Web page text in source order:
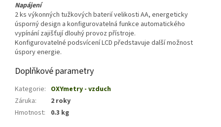
Napájení
2 ks výkonných tužkových baterií velikosti AA, energeticky
úsporný design a konfigurovatelná funkce automatického
vypínání zajišťují dlouhý provoz přístroje.
Konfigurovatelné podsvícení LCD představuje další možnost
úspory energie.
Doplňkové parametry
Kategorie: OXYmetry - vzduch
Záruka:
2 roky
Hmotnost: 0.3 kg